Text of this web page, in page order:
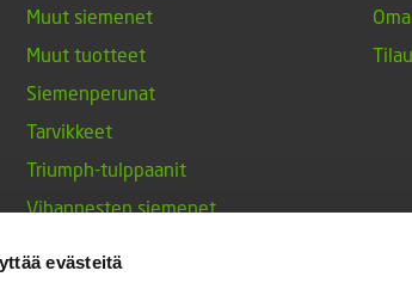
evästeitä
Muut siemenet
Muut tuotteet
Siemenperunat
Tarvikkeet
Triumph-tulppaanit
Vihannesten siemenet